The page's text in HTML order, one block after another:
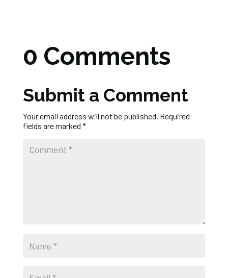
0 Comments
Submit a Comment
Your email address will not be published. Required
fields are marked *